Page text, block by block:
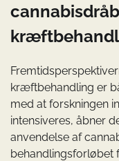
kræftbehandling er
med at forskningen
intensiveres, åbner
anvendelse af
behandlingsforløbet